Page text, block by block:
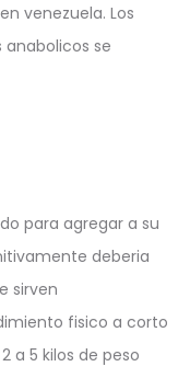
venezuela. Los
anabolicos se
para agregar a su
deberia
sirven
fisico a corto
a 5 kilos de peso